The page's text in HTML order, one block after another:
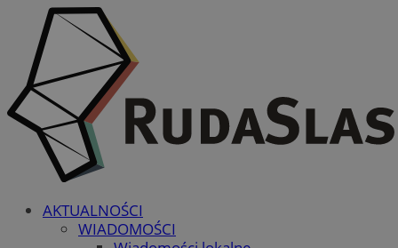
AKTUALNOŚCI
WIADOMOŚCI